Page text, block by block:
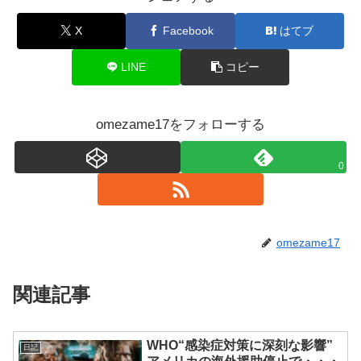
X Facebook はてブ
LINE コピー
omezame17をフォローする
0
omezame17
関連記事
日記
WHO“感染症対策に深刻な影響”